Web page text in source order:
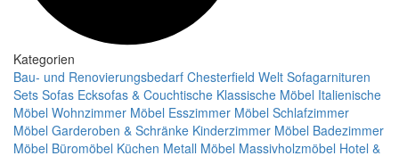
Kategorien
Bau- und Renovierungsbedarf Chesterfield Welt Sofagarnituren
Sets Sofas Ecksofas & Couchtische Klassische Möbel Italienische
Möbel Wohnzimmer Möbel Esszimmer Möbel Schlafzimmer
Möbel Garderoben & Schränke Kinderzimmer Möbel Badezimmer
Möbel Büromöbel Küchen Metall Möbel Massivholzmöbel Hotel &